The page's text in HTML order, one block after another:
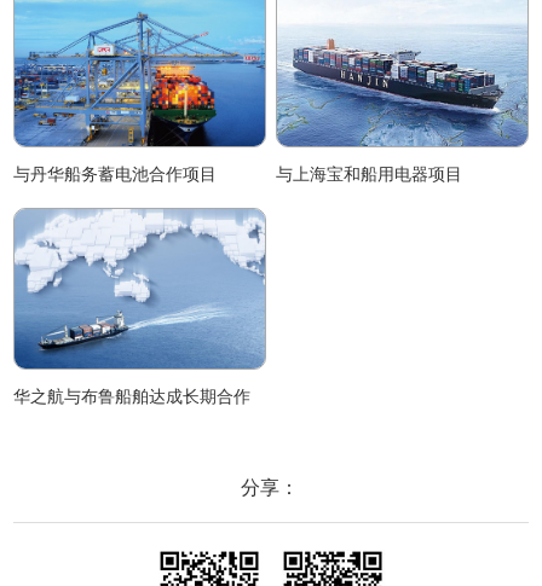
与丹华船务蓄电池合作项目 与上海宝和船用电器项目
华之航与布鲁船舶达成长期合作
分享：